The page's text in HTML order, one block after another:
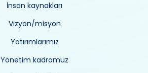
İnsan kaynakları
Vizyon/misyon
Yatırımlarımız
Yönetim kadromuz